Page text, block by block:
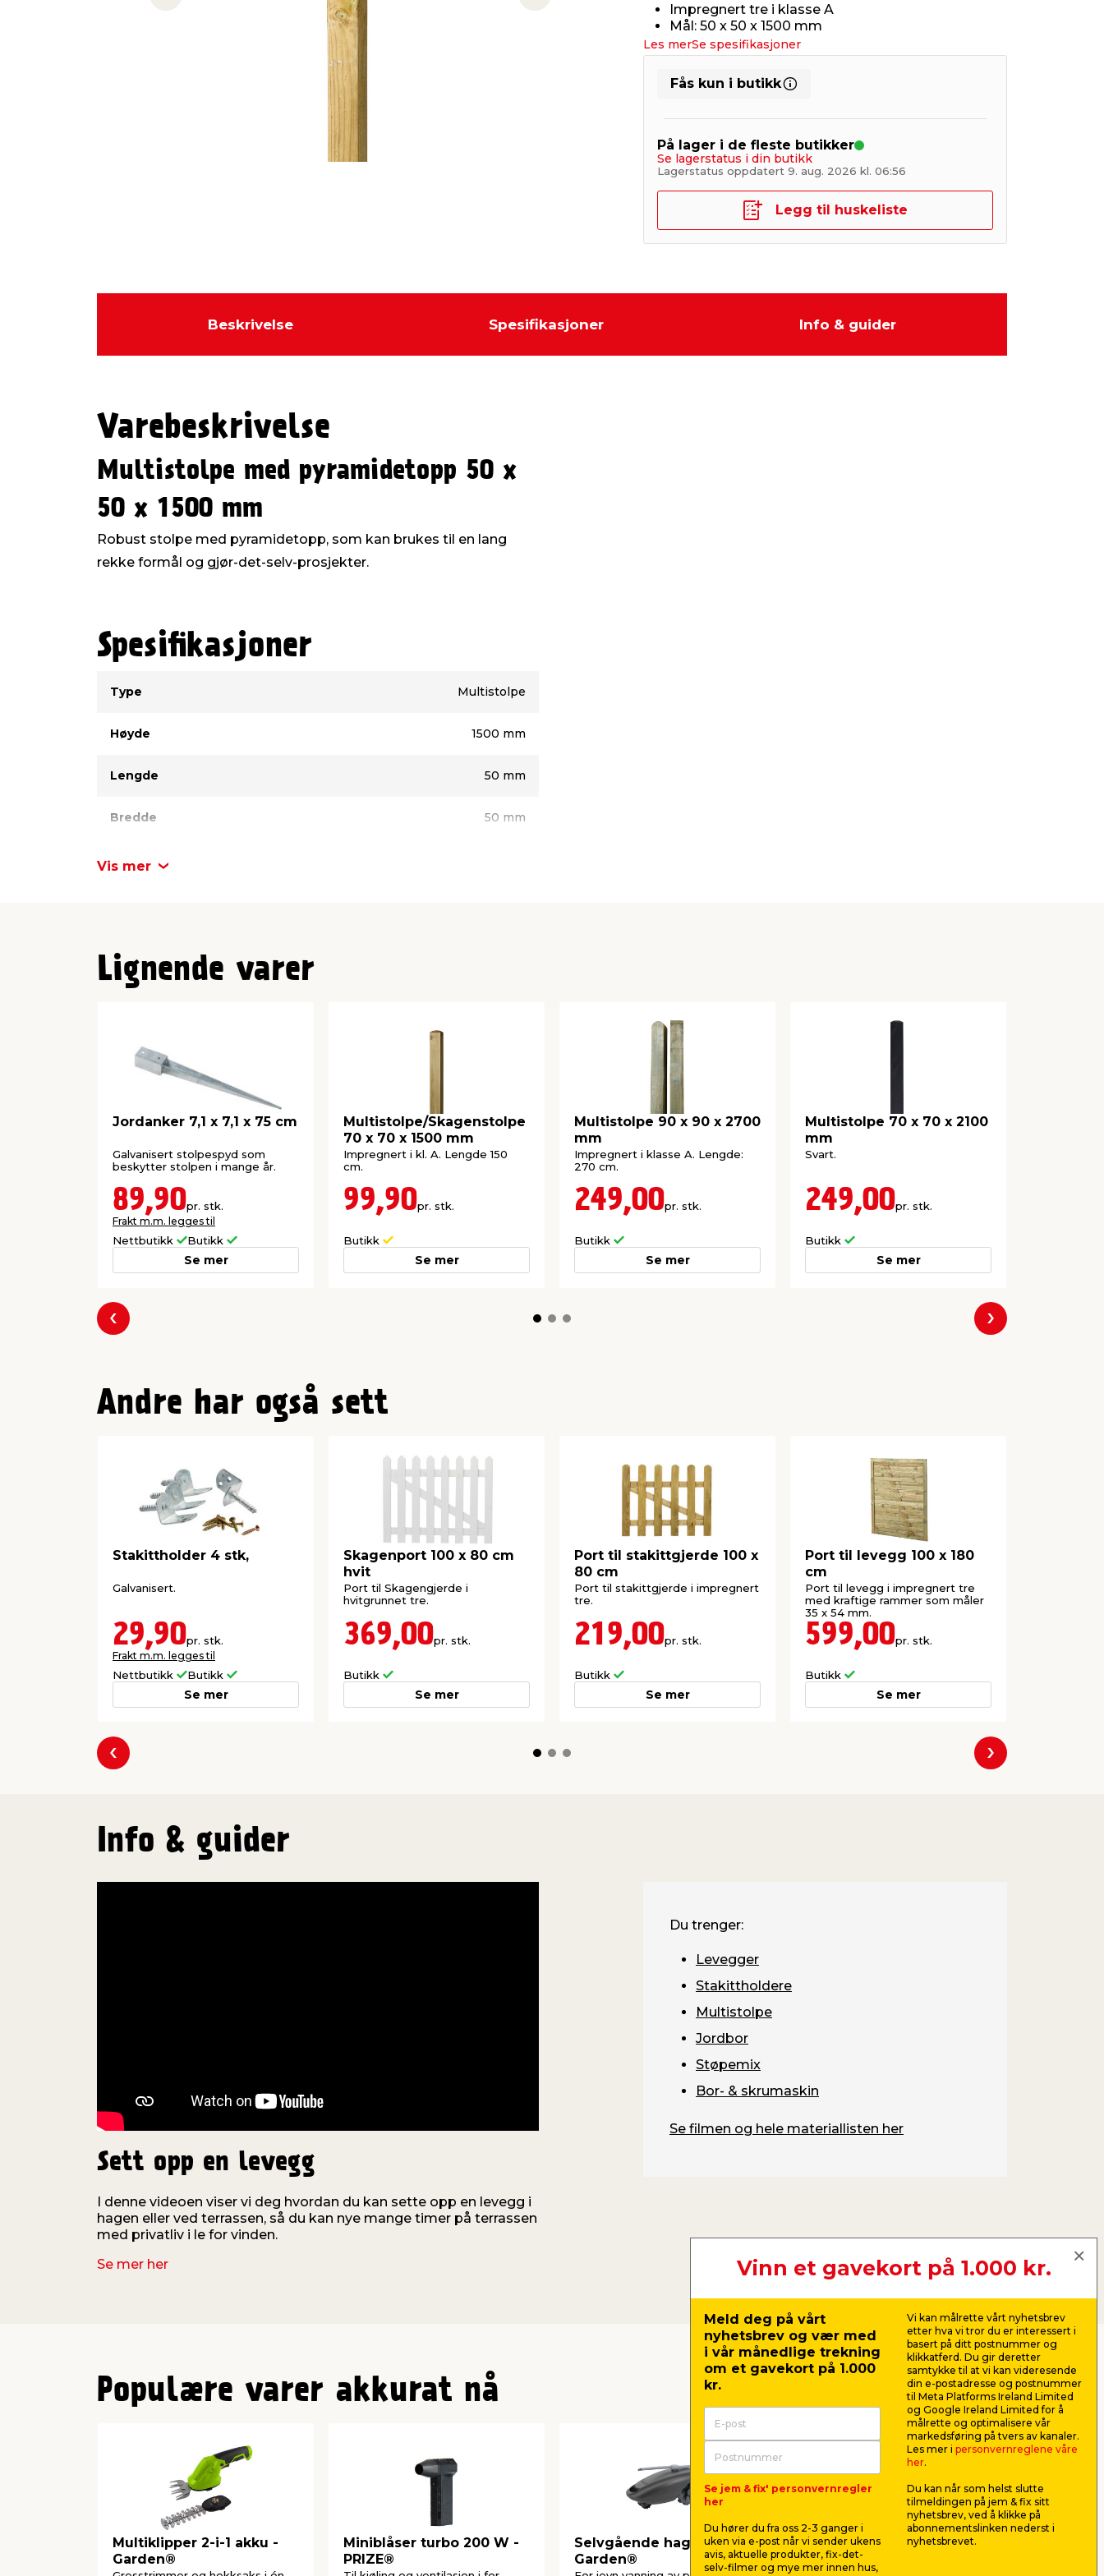
Previous slide Next slide
Impregnert tre i klasse A
Mål: 50 x 50 x 1500 mm
Les merSe spesifikasjoner
Fås kun i butikk
På lager i de fleste butikker
Se lagerstatus i din butikk
Lagerstatus oppdatert 9. aug. 2026 kl. 06:56
Legg til huskeliste
Beskrivelse Spesifikasjoner Info & guider
Varebeskrivelse
Multistolpe med pyramidetopp 50 x
50 x 1500 mm
Robust stolpe med pyramidetopp, som kan brukes til en lang
rekke formål og gjør-det-selv-prosjekter.
Spesifikasjoner
Type
Multistolpe
Høyde 1500 mm
Lengde 50 mm
Bredde 50 mm
Materiale
Vis mer
Lignende varer
Jordanker 7,1 x 7,1 x 75 cm
Galvanisert stolpespyd som
beskytter stolpen i mange år.
89,90pr. stk.
Frakt m.m. legges til
Nettbutikk Butikk
Se mer
Multistolpe/Skagenstolpe
70 x 70 x 1500 mm
Impregnert i kl. A. Lengde 150
cm.
99,90pr. stk.
Butikk
Se mer
Multistolpe 90 x 90 x 2700
mm
Impregnert i klasse A. Lengde:
270 cm.
249,00pr. stk.
Butikk
Se mer
Multistolpe 70 x 70 x 2100
mm
Svart.
249,00pr. stk.
Butikk
Se mer
Forrige Neste
Andre har også sett
Stakittholder 4 stk,
Galvanisert.
29,90pr. stk.
Frakt m.m. legges til
Nettbutikk Butikk
Se mer
Skagenport 100 x 80 cm
hvit
Port til Skagengjerde i
hvitgrunnet tre.
369,00pr. stk.
Butikk
Se mer
Port til stakittgjerde 100 x
80 cm
Port til stakittgjerde i impregnert
tre.
219,00pr. stk.
Butikk
Se mer
Port til levegg 100 x 180
cm
Port til levegg i impregnert tre
med kraftige rammer som måler
35 x 54 mm.
599,00pr. stk.
Butikk
Se mer
Forrige Neste
Info & guider
Sett opp en levegg
I denne videoen viser vi deg hvordan du kan sette opp en levegg i
hagen eller ved terrassen, så du kan nye mange timer på terrassen
med privatliv i le for vinden.
Se mer her
Du trenger:
Levegger
Stakittholdere
Multistolpe
Jordbor
Støpemix
Bor- & skrumaskin
Se filmen og hele materiallisten her
Populære varer akkurat nå
Multiklipper 2-i-1 akku -
Garden®
Miniblåser turbo 200 W -
PRIZE®
Selvgående hagevanner –
Garden®
KETER oppbevaringsbod
Store-It-Out MIDI
Vinn et gavekort på 1.000 kr.
Meld deg på vårt
nyhetsbrev og vær med
i vår månedlige trekning
om et gavekort på 1.000
kr.
Se jem & fix' personvernregler
her
Du hører du fra oss 2-3 ganger i
uken via e-post når vi sender ukens
avis, aktuelle produkter, fix-det-
selv-filmer og mye mer innen hus,
Vi kan målrette vårt nyhetsbrev
etter hva vi tror du er interessert i
basert på ditt postnummer og
klikkatferd. Du gir deretter
samtykke til at vi kan videresende
din e-postadresse og postnummer
til Meta Platforms Ireland Limited
og Google Ireland Limited for å
målrette og optimalisere vår
markedsføring på tvers av kanaler.
Les mer i personvernreglene våre
her.
Du kan når som helst slutte
tilmeldingen på jem & fix sitt
nyhetsbrev, ved å klikke på
abonnementslinken nederst i
nyhetsbrevet.